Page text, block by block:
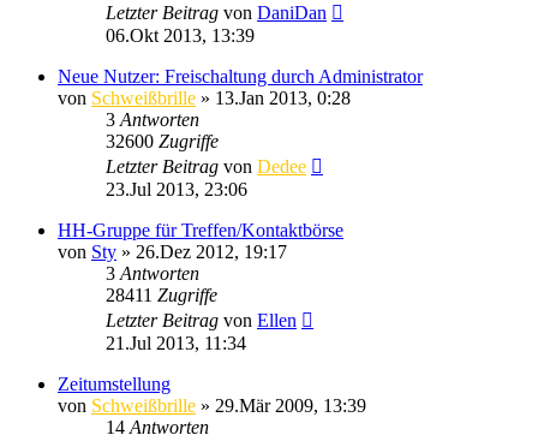
Letzter Beitrag von DaniDan
06.Okt 2013, 13:39
Neue Nutzer: Freischaltung durch Administrator
von Schweißbrille » 13.Jan 2013, 0:28
3 Antworten
32600 Zugriffe
Letzter Beitrag von Dedee
23.Jul 2013, 23:06
HH-Gruppe für Treffen/Kontaktbörse
von Sty » 26.Dez 2012, 19:17
3 Antworten
28411 Zugriffe
Letzter Beitrag von Ellen
21.Jul 2013, 11:34
Zeitumstellung
von Schweißbrille » 29.Mär 2009, 13:39
14 Antworten